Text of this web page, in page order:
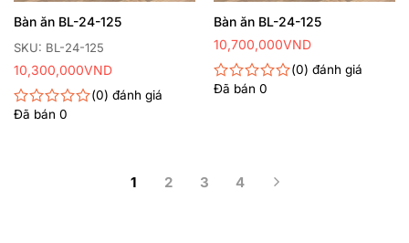
SKU: BL-24-125
Bàn ăn BL-24-125
Được
0
đánh giá
Đã bán 0
10,300,000VND
Bàn ăn BL-24-125
Được
0
đánh giá
Đã bán 0
10,700,000VND
1 2 3 4